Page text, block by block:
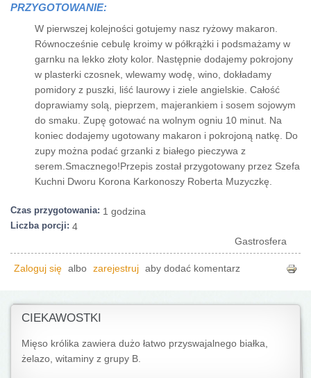
PRZYGOTOWANIE:
W pierwszej kolejności gotujemy nasz ryżowy makaron.
Równocześnie cebulę kroimy w półkrążki i podsmażamy w
garnku na lekko złoty kolor. Następnie dodajemy pokrojony
w plasterki czosnek, wlewamy wodę, wino, dokładamy
pomidory z puszki, liść laurowy i ziele angielskie. Całość
doprawiamy solą, pieprzem, majerankiem i sosem sojowym
do smaku. Zupę gotować na wolnym ogniu 10 minut. Na
koniec dodajemy ugotowany makaron i pokrojoną natkę. Do
zupy można podać grzanki z białego pieczywa z
serem.Smacznego!Przepis został przygotowany przez Szefa
Kuchni Dworu Korona Karkonoszy Roberta Muzyczkę.
Czas przygotowania: 1 godzina
Liczba porcji: 4
Gastrosfera
Zaloguj się albo zarejestruj aby dodać komentarz
CIEKAWOSTKI
Mięso królika zawiera dużo łatwo przyswajalnego białka,
żelazo, witaminy z grupy B.